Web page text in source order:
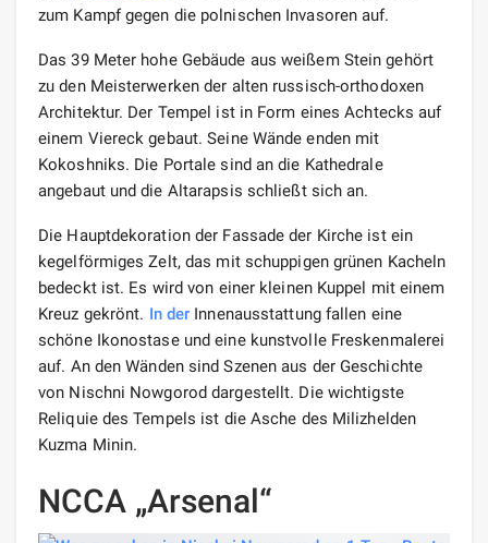
zum Kampf gegen die polnischen Invasoren auf.
Das 39 Meter hohe Gebäude aus weißem Stein gehört
zu den Meisterwerken der alten russisch-orthodoxen
Architektur. Der Tempel ist in Form eines Achtecks ​​auf
einem Viereck gebaut. Seine Wände enden mit
Kokoshniks. Die Portale sind an die Kathedrale
angebaut und die Altarapsis schließt sich an.
Die Hauptdekoration der Fassade der Kirche ist ein
kegelförmiges Zelt, das mit schuppigen grünen Kacheln
bedeckt ist. Es wird von einer kleinen Kuppel mit einem
Kreuz gekrönt. In der Innenausstattung fallen eine
schöne Ikonostase und eine kunstvolle Freskenmalerei
auf. An den Wänden sind Szenen aus der Geschichte
von Nischni Nowgorod dargestellt. Die wichtigste
Reliquie des Tempels ist die Asche des Milizhelden
Kuzma Minin.
NCCA „Arsenal“